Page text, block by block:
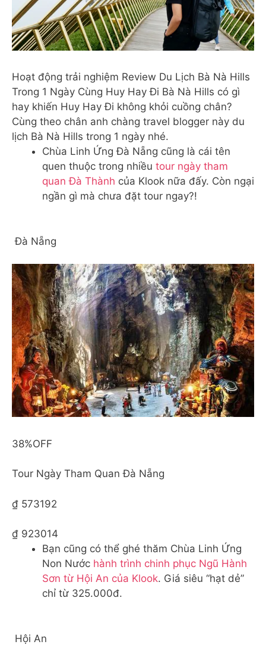
Hoạt động trải nghiệm Review Du Lịch Bà Nà Hills
Trong 1 Ngày Cùng Huy Hay Đi Bà Nà Hills có gì
hay khiến Huy Hay Đi không khỏi cuồng chân?
Cùng theo chân anh chàng travel blogger này du
lịch Bà Nà Hills trong 1 ngày nhé.
Chùa Linh Ứng Đà Nẵng cũng là cái tên
quen thuộc trong nhiều tour ngày tham
quan Đà Thành của Klook nữa đấy. Còn ngại
ngần gì mà chưa đặt tour ngay?!
Đà Nẵng
38%OFF
Tour Ngày Tham Quan Đà Nẵng
₫ 573192
₫ 923014
Bạn cũng có thể ghé thăm Chùa Linh Ứng
Non Nước hành trình chinh phục Ngũ Hành
Sơn từ Hội An của Klook. Giá siêu “hạt dẻ”
chỉ từ 325.000đ.
Hội An